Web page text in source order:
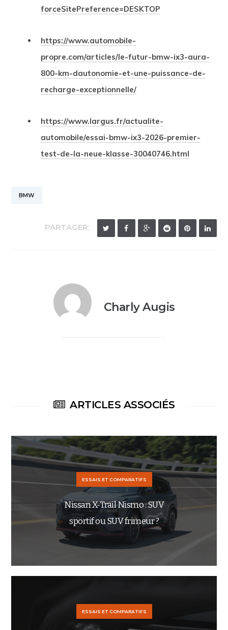
forceSitePreference=DESKTOP
https://www.automobile-
propre.com/articles/le-futur-bmw-ix3-aura-
800-km-dautonomie-et-une-puissance-de-
recharge-exceptionnelle/
https://www.largus.fr/actualite-
automobile/essai-bmw-ix3-2026-premier-
test-de-la-neue-klasse-30040746.html
BMW
PARTAGER:
Charly Augis
ARTICLES ASSOCIÉS
ESSAIS ET COMPARATIFS
Nissan X-Trail Nismo : SUV
sportif ou SUV frimeur ?
ESSAIS ET COMPARATIFS